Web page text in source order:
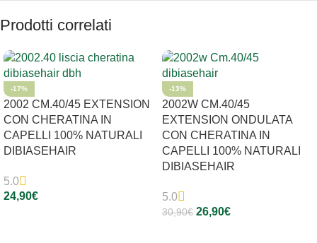
Prodotti correlati
-17%
2002 CM.40/45 EXTENSION
CON CHERATINA IN
CAPELLI 100% NATURALI
DIBIASEHAIR
5.0
24,90€
-13%
2002W CM.40/45
EXTENSION ONDULATA
CON CHERATINA IN
CAPELLI 100% NATURALI
DIBIASEHAIR
5.0
30,90€ 26,90€